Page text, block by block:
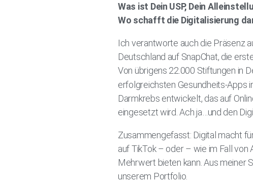
Was ist Dein USP, Dein
Wo schafft die Digitalisierung
Ich verantworte auch die Präsenz
Deutschland auf SnapChat, die
Von übrigens 22.000 Stiftungen in
erfolgreichsten Gesundheits-Apps
Darmkrebs entwickelt, das auf
eingesetzt wird. Ach ja…und den
Zusammengefasst: Digital macht
auf TikTok – oder – wie im Fall von
Mehrwert bieten kann. Aus meiner
unserem Portfolio.